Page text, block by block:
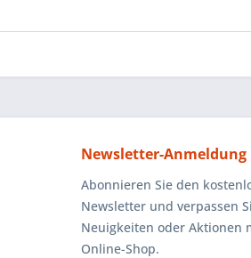
Newsletter-Anmeldung
Abonnieren Sie den
Newsletter und verpassen
Neuigkeiten oder Aktionen
Online-Shop.